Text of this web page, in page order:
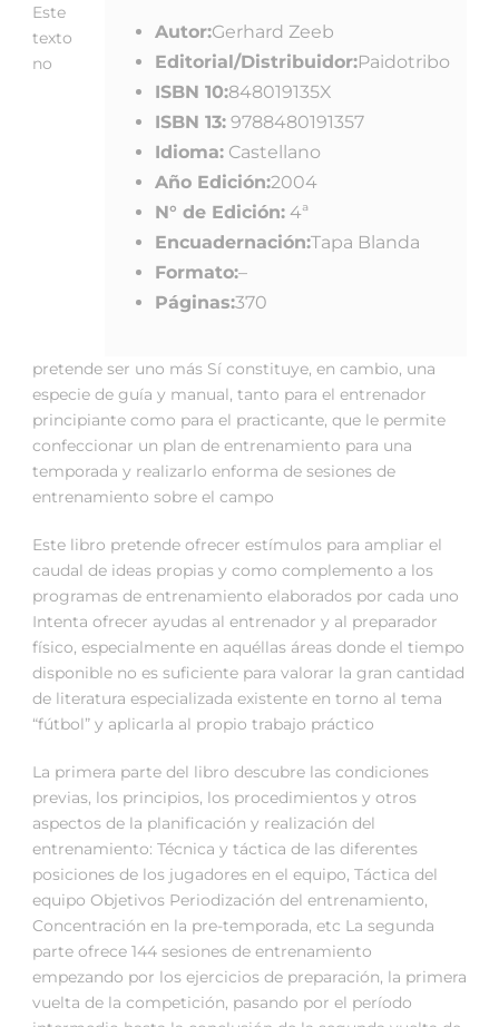
Autor:Gerhard Zeeb
Editorial/Distribuidor:Paidotribo
ISBN 10:848019135X
ISBN 13: 9788480191357
Idioma: Castellano
Año Edición:2004
N° de Edición: 4ª
Encuadernación:Tapa Blanda
Formato:–
Páginas:370
Este
texto
no
pretende ser uno más Sí constituye, en cambio, una
especie de guía y manual, tanto para el entrenador
principiante como para el practicante, que le permite
confeccionar un plan de entrenamiento para una
temporada y realizarlo enforma de sesiones de
entrenamiento sobre el campo
Este libro pretende ofrecer estímulos para ampliar el
caudal de ideas propias y como complemento a los
programas de entrenamiento elaborados por cada uno
Intenta ofrecer ayudas al entrenador y al preparador
físico, especialmente en aquéllas áreas donde el tiempo
disponible no es suficiente para valorar la gran cantidad
de literatura especializada existente en torno al tema
“fútbol” y aplicarla al propio trabajo práctico
La primera parte del libro descubre las condiciones
previas, los principios, los procedimientos y otros
aspectos de la planificación y realización del
entrenamiento: Técnica y táctica de las diferentes
posiciones de los jugadores en el equipo, Táctica del
equipo Objetivos Periodización del entrenamiento,
Concentración en la pre-temporada, etc La segunda
parte ofrece 144 sesiones de entrenamiento
empezando por los ejercicios de preparación, la primera
vuelta de la competición, pasando por el período